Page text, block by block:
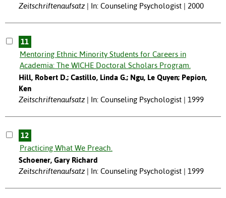
Zeitschriftenaufsatz
In: Counseling Psychologist | 2000
11
Mentoring Ethnic Minority Students for Careers in
Academia: The WICHE Doctoral Scholars Program.
Hill, Robert D.; Castillo, Linda G.; Ngu, Le Quyen; Pepion,
Ken
Zeitschriftenaufsatz
In: Counseling Psychologist | 1999
12
Practicing What We Preach.
Schoener, Gary Richard
Zeitschriftenaufsatz
In: Counseling Psychologist | 1999